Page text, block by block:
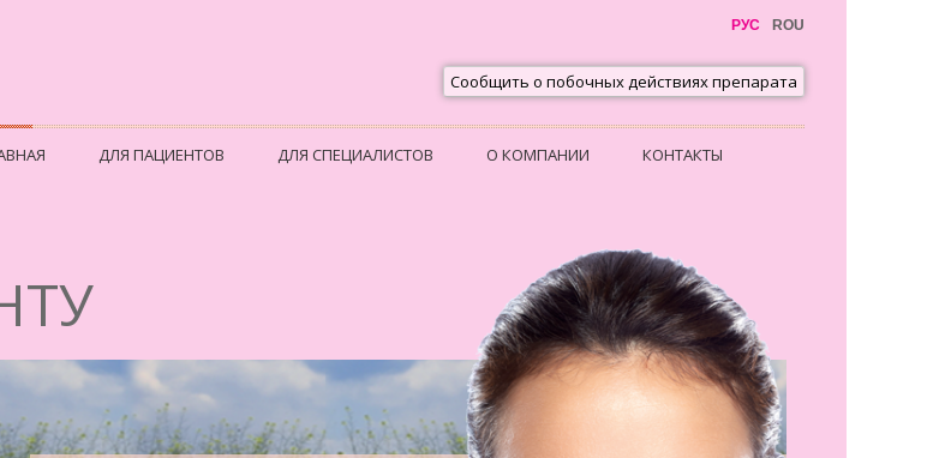
РУС ROU
Сообщить о побочных действиях препарата
ДЛЯ ПАЦИЕНТОВ ДЛЯ СПЕЦИАЛИСТОВ О КОМПАНИИ КОНТАКТЫ